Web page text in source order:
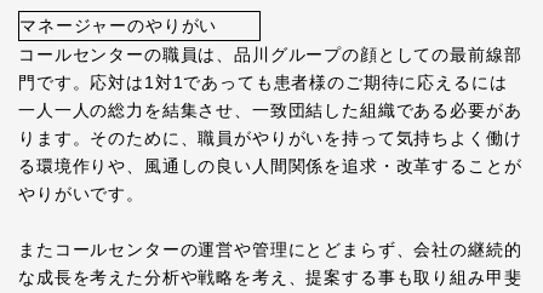
マネージャーのやりがい
コールセンターの職員は、品川グループの顔としての最前線部
門です。応対は1対1であっても患者様のご期待に応えるには
一人一人の総力を結集させ、一致団結した組織である必要があ
ります。そのために、職員がやりがいを持って気持ちよく働け
る環境作りや、風通しの良い人間関係を追求・改革することが
やりがいです。
またコールセンターの運営や管理にとどまらず、会社の継続的
な成長を考えた分析や戦略を考え、提案する事も取り組み甲斐